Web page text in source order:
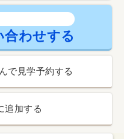
合わせする
で見学予約する
追加する